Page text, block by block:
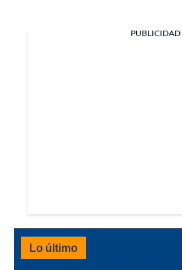
PUBLICIDAD
Lo último